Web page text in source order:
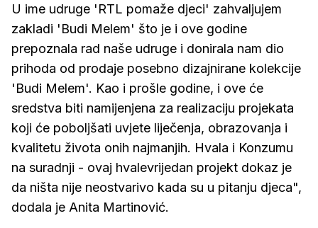
U ime udruge 'RTL pomaže djeci' zahvaljujem
zakladi 'Budi Melem' što je i ove godine
prepoznala rad naše udruge i donirala nam dio
prihoda od prodaje posebno dizajnirane kolekcije
'Budi Melem'. Kao i prošle godine, i ove će
sredstva biti namijenjena za realizaciju projekata
koji će poboljšati uvjete liječenja, obrazovanja i
kvalitetu života onih najmanjih. Hvala i Konzumu
na suradnji - ovaj hvalevrijedan projekt dokaz je
da ništa nije neostvarivo kada su u pitanju djeca",
dodala je Anita Martinović.